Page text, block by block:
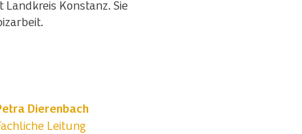
Konstanz. Sie
Dierenbach
Leitung